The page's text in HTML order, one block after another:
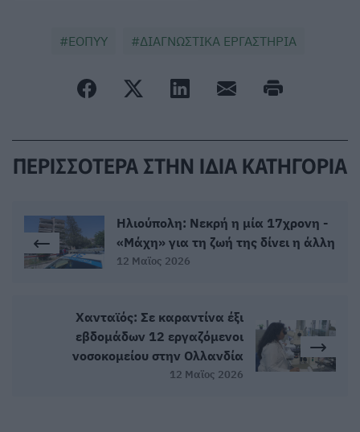
ΕΟΠΥΥ ΔΙΑΓΝΩΣΤΙΚΑ ΕΡΓΑΣΤΗΡΙΑ
ΠΕΡΙΣΣΟΤΕΡΑ ΣΤΗΝ ΙΔΙΑ ΚΑΤΗΓΟΡΙΑ
Ηλιούπολη: Νεκρή η μία 17χρονη -
«Μάχη» για τη ζωή της δίνει η άλλη
12 Μαϊος 2026
Χανταϊός: Σε καραντίνα έξι
εβδομάδων 12 εργαζόμενοι
νοσοκομείου στην Ολλανδία
12 Μαϊος 2026